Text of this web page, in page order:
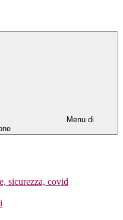
Menu di
sicurezza, covid